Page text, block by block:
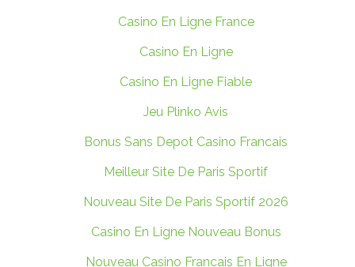
Casino En Ligne France
Casino En Ligne
Casino En Ligne Fiable
Jeu Plinko Avis
Bonus Sans Depot Casino Francais
Meilleur Site De Paris Sportif
Nouveau Site De Paris Sportif 2026
Casino En Ligne Nouveau Bonus
Nouveau Casino Francais En Ligne